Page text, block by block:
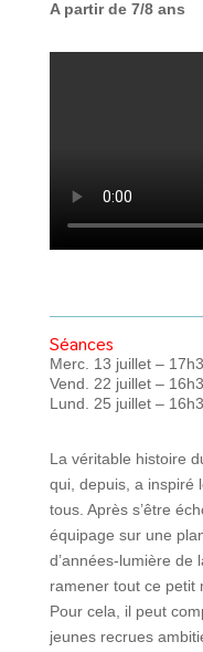
A partir de 7/8 ans
Séances
Merc. 13 juillet –
Vend. 22 juillet –
Lund. 25 juillet –
La véritable histoire
qui, depuis, a inspiré
tous. Après s’être
équipage sur une
d’années-lumière de
ramener tout ce petit
Pour cela, il peut
jeunes recrues